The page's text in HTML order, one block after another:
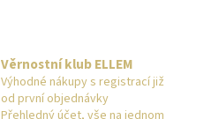
a
c
í
Věrnostní klub ELLEM
Výhodné nákupy s registrací již
od první objednávky
Přehledný účet, vše na jednom